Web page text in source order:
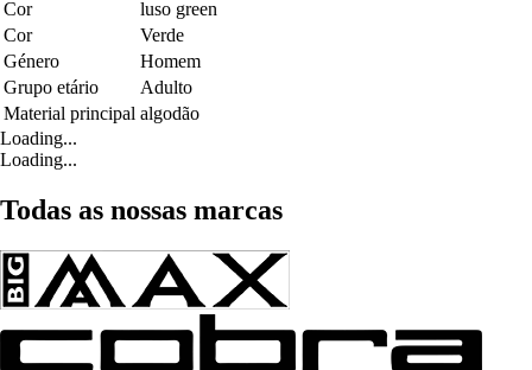
Cor
luso green
Cor
Verde
Género
Homem
Grupo etário
Adulto
Material principal algodão
Loading...
Loading...
Todas as nossas marcas